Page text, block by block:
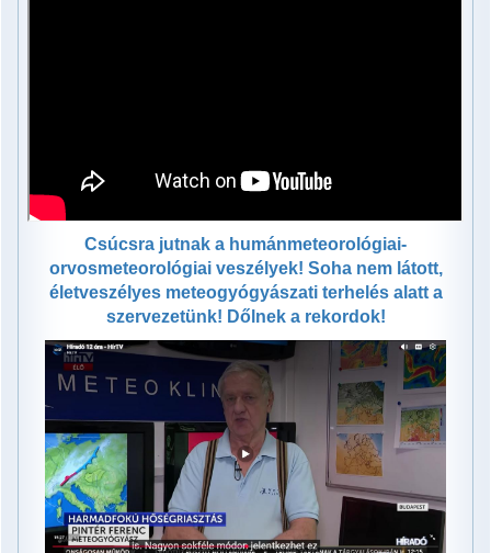
Csúcsra jutnak a humánmeteorológiai-
orvosmeteorológiai veszélyek! Soha nem látott,
életveszélyes meteogyógyászati terhelés alatt a
szervezetünk! Dőlnek a rekordok!